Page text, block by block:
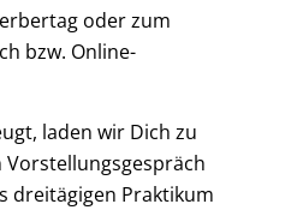
oder zum
bzw. Online-
laden wir Dich zu
dreitägigen Praktikum